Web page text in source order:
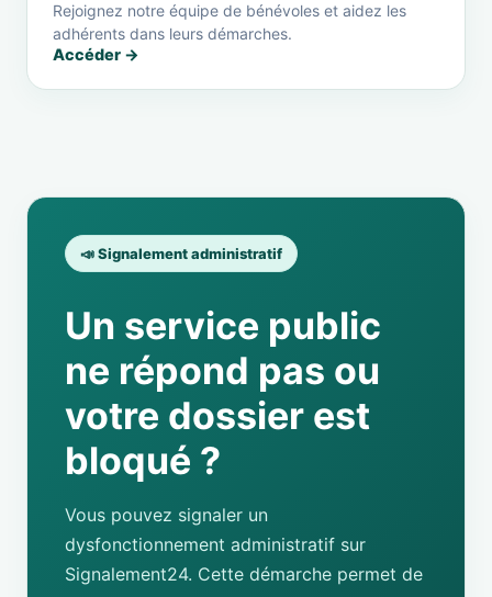
Rejoignez notre équipe de bénévoles et aidez les
adhérents dans leurs démarches.
Accéder →
📣 Signalement administratif
Un service public
ne répond pas ou
votre dossier est
bloqué ?
Vous pouvez signaler un
dysfonctionnement administratif sur
Signalement24. Cette démarche permet de